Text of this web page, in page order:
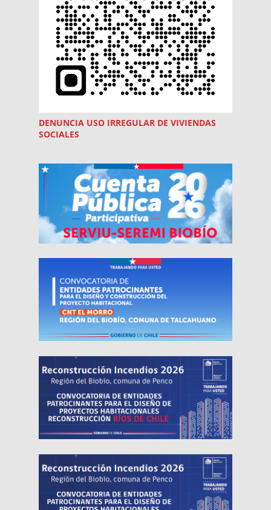
DENUNCIA USO IRREGULAR DE VIVIENDAS
SOCIALES